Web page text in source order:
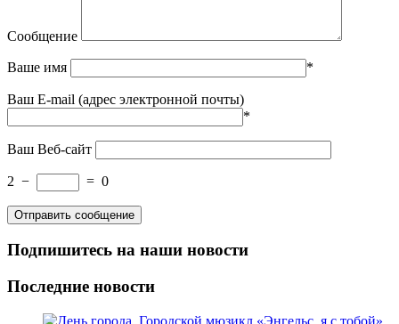
Сообщение
Ваше имя *
Ваш E-mail (адрес электронной почты)
*
Ваш Веб-сайт
2 − = 0
Подпишитесь на наши новости
Последние новости